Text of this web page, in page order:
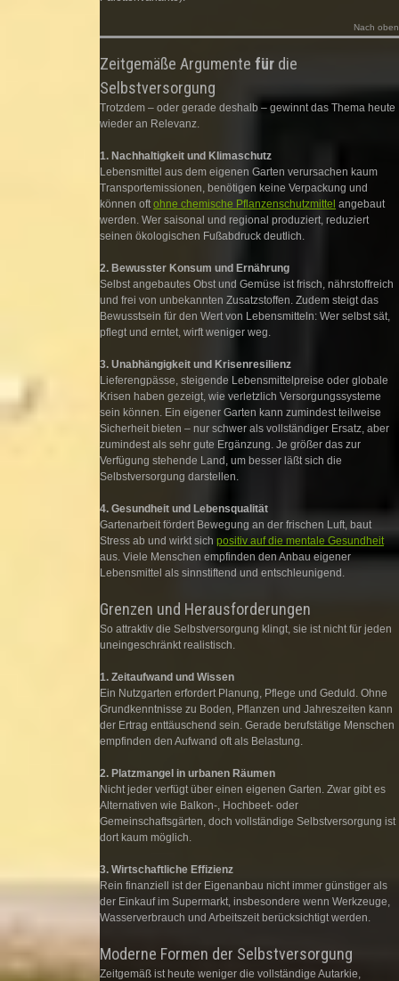
Nach oben
Zeitgemäße Argumente für die
Selbstversorgung
Trotzdem – oder gerade deshalb – gewinnt das Thema heute
wieder an Relevanz.
1. Nachhaltigkeit und Klimaschutz
Lebensmittel aus dem eigenen Garten verursachen kaum
Transportemissionen, benötigen keine Verpackung und
können oftohne chemische Pflanzenschutzmittel angebaut
werden. Wer saisonal und regional produziert, reduziert
seinen ökologischen Fußabdruck deutlich.
2. Bewusster Konsum und Ernährung
Selbst angebautes Obst und Gemüse ist frisch, nährstoffreich
und frei von unbekannten Zusatzstoffen. Zudem steigt das
Bewusstsein für den Wert von Lebensmitteln: Wer selbst sät,
pflegt und erntet, wirft weniger weg.
3. Unabhängigkeit und Krisenresilienz
Lieferengpässe, steigende Lebensmittelpreise oder globale
Krisen haben gezeigt, wie verletzlich Versorgungssysteme
sein können. Ein eigener Garten kann zumindest teilweise
Sicherheit bieten – nur schwer als vollständiger Ersatz, aber
zumindest als sehr gute Ergänzung. Je größer das zur
Verfügung stehende Land, um besser läßt sich die
Selbstversorgung darstellen.
4. Gesundheit und Lebensqualität
Gartenarbeit fördert Bewegung an der frischen Luft, baut
Stress ab und wirkt sich positiv auf die mentale Gesundheit
aus. Viele Menschen empfinden den Anbau eigener
Lebensmittel als sinnstiftend und entschleunigend.
Grenzen und Herausforderungen
So attraktiv die Selbstversorgung klingt, sie ist nicht für jeden
uneingeschränkt realistisch.
1. Zeitaufwand und Wissen
Ein Nutzgarten erfordert Planung, Pflege und Geduld. Ohne
Grundkenntnisse zu Boden, Pflanzen und Jahreszeiten kann
der Ertrag enttäuschend sein. Gerade berufstätige Menschen
empfinden den Aufwand oft als Belastung.
2. Platzmangel in urbanen Räumen
Nicht jeder verfügt über einen eigenen Garten. Zwar gibt es
Alternativen wie Balkon-, Hochbeet- oder
Gemeinschaftsgärten, doch vollständige Selbstversorgung ist
dort kaum möglich.
3. Wirtschaftliche Effizienz
Rein finanziell ist der Eigenanbau nicht immer günstiger als
der Einkauf im Supermarkt, insbesondere wenn Werkzeuge,
Wasserverbrauch und Arbeitszeit berücksichtigt werden.
Moderne Formen der Selbstversorgung
Zeitgemäß ist heute weniger die vollständige Autarkie,